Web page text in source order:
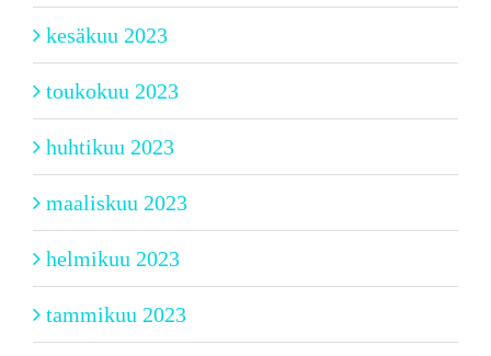
kesäkuu 2023
toukokuu 2023
huhtikuu 2023
maaliskuu 2023
helmikuu 2023
tammikuu 2023